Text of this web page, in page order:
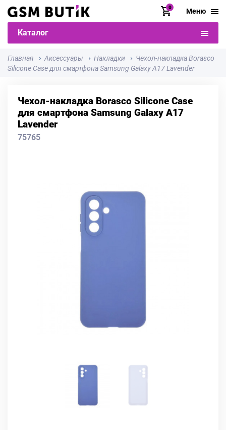
0 Меню
Каталог
Главная Аксессуары Накладки
Чехол-накладка Borasco
Silicone Case для смартфона Samsung Galaxy A17 Lavender
Чехол-накладка Borasco Silicone Case
для смартфона Samsung Galaxy A17
Lavender
75765